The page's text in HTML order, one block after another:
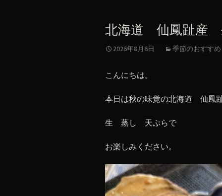
北海道 仙鳳趾産
2026年8月6日 季節のおすすめ
こんにちは。
本日は秋の味覚の北海道 仙鳳
生 蒸し 天ぷらで
お楽しみください。